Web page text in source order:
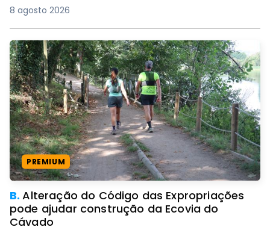
8 agosto 2026
PREMIUM
B.Alteração do Código das Expropriações
pode ajudar construção da Ecovia do
Cávado